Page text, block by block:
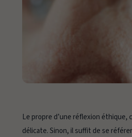
Le propre d’une réflexion éthique,
délicate. Sinon, il suffit de se référer